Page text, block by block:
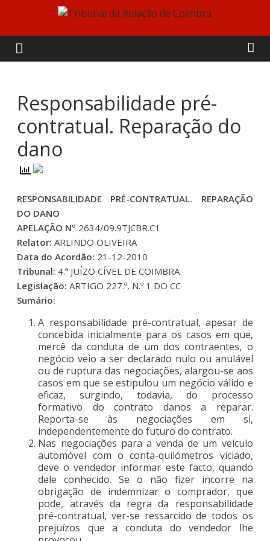
content
Tribunal
da
Relação
de
Coimbra
Responsabilidade pré-
contratual. Reparação do
dano
RESPONSABILIDADE PRÉ-CONTRATUAL. REPARAÇÃO
DO DANO
APELAÇÃO Nº 2634/09.9TJCBR.C1
Relator:ARLINDO OLIVEIRA
Data do Acordão: 21-12-2010
Tribunal: 4.º JUÍZO CÍVEL DE COIMBRA
Legislação:ARTIGO 227.º, N.º 1 DO CC
Sumário:
A responsabilidade pré-contratual, apesar de
concebida inicialmente para os casos em que,
mercê da conduta de um dos contraentes, o
negócio veio a ser declarado nulo ou anulável
ou de ruptura das negociações, alargou-se aos
casos em que se estipulou um negócio válido e
eficaz, surgindo, todavia, do processo
formativo do contrato danos a reparar.
Reporta-se às negociações em si,
independentemente do futuro do contrato.
Nas negociações para a venda de um veículo
automóvel com o conta-quilómetros viciado,
deve o vendedor informar este facto, quando
dele conhecido. Se o não fizer incorre na
obrigação de indemnizar o comprador, que
pode, através da regra da responsabilidade
pré-contratual, ver-se ressarcido de todos os
prejuízos que a conduta do vendedor lhe